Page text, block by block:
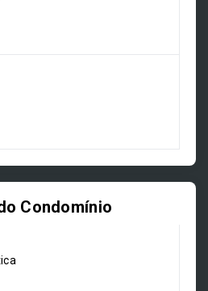
Condomínio